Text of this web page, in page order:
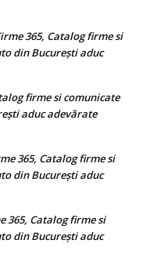
365, Catalog firme si
din București aduc
firme si comunicate
aduc adevărate
365, Catalog firme si
din București aduc
365, Catalog firme si
din București aduc